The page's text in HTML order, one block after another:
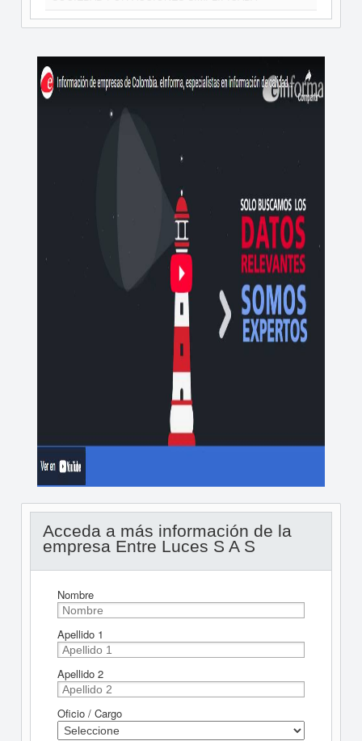
Acceda a más información de la
empresa Entre Luces S A S
Nombre
Apellido 1
Apellido 2
Oficio / Cargo